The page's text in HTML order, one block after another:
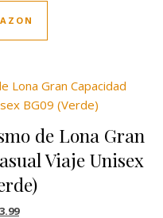
de Lona Gran
Viaje Unisex
original era: €59.00.
El precio actual es: €53.99.